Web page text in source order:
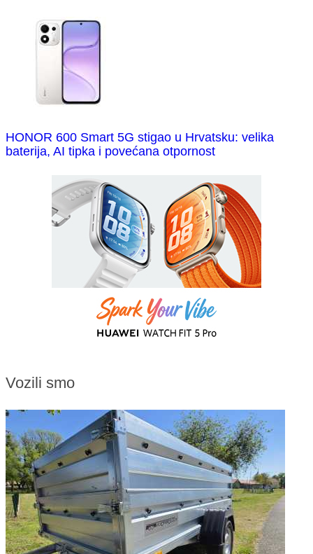
HONOR 600 Smart 5G stigao u Hrvatsku: velika
baterija, AI tipka i povećana otpornost
Vozili smo